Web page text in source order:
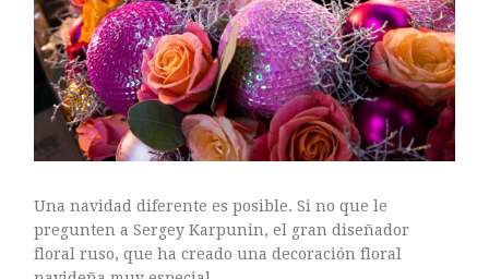
RANUNCULOS, FRANCESILLAS …
Una navidad diferente es posible. Si no que le
pregunten a Sergey Karpunin, el gran diseñador
floral ruso, que ha creado una decoración floral